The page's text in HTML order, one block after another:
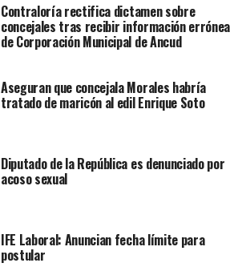
Contraloría rectifica dictamen sobre
concejales tras recibir información errónea
de Corporación Municipal de Ancud
Aseguran que concejala Morales habría
tratado de maricón al edil Enrique Soto
Diputado de la República es denunciado por
acoso sexual
IFE Laboral: Anuncian fecha límite para
postular